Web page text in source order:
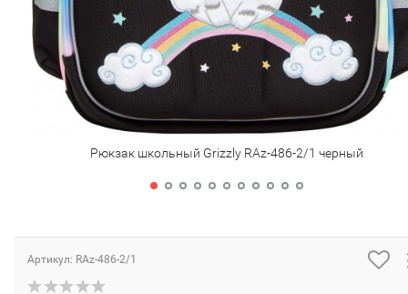
Рюкзак школьный Grizzly RAz-486-2/1 черный
Артикул: RAz-486-2/1